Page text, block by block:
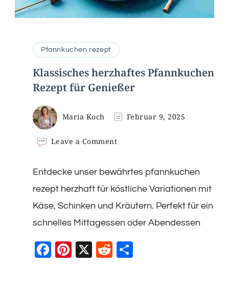
Pfannkuchen rezept​
Klassisches herzhaftes Pfannkuchen
Rezept für Genießer
Maria Koch Februar 9, 2025
Leave a Commenton
Pfannkuchen
Rezept
für
Genießer
Entdecke unser bewährtes pfannkuchen
rezept herzhaft für köstliche Variationen mit
Käse, Schinken und Kräutern. Perfekt für ein
schnelles Mittagessen oder Abendessen
Facebook
Pinterest
X Reddit